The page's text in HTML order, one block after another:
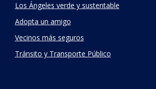
Los Ángeles verde y sustentable
Adopta un amigo
Vecinos más seguros
Tránsito y Transporte Público